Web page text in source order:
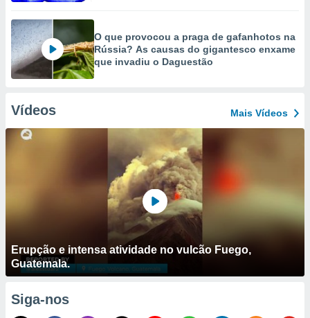
O que provocou a praga de gafanhotos na
Rússia? As causas do gigantesco enxame
que invadiu o Daguestão
Vídeos Mais Vídeos
Erupção e intensa atividade no vulcão Fuego,
Guatemala.
Siga-nos